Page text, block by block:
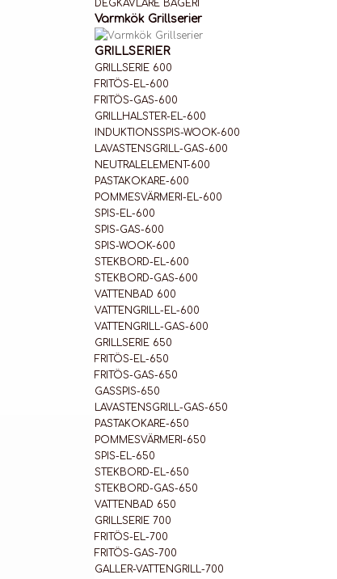
DEGKAVLARE BAGERI
Varmkök Grillserier
GRILLSERIER
GRILLSERIE 600
FRITÖS-EL-600
FRITÖS-GAS-600
GRILLHALSTER-EL-600
INDUKTIONSSPIS-WOOK-600
LAVASTENSGRILL-GAS-600
NEUTRALELEMENT-600
PASTAKOKARE-600
POMMESVÄRMERI-EL-600
SPIS-EL-600
SPIS-GAS-600
SPIS-WOOK-600
STEKBORD-EL-600
STEKBORD-GAS-600
VATTENBAD 600
VATTENGRILL-EL-600
VATTENGRILL-GAS-600
GRILLSERIE 650
FRITÖS-EL-650
FRITÖS-GAS-650
GASSPIS-650
LAVASTENSGRILL-GAS-650
PASTAKOKARE-650
POMMESVÄRMERI-650
SPIS-EL-650
STEKBORD-EL-650
STEKBORD-GAS-650
VATTENBAD 650
GRILLSERIE 700
FRITÖS-EL-700
FRITÖS-GAS-700
GALLER-VATTENGRILL-700